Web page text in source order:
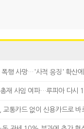
폭행 사망…'사적 응징' 확산에
재 사임 여파…루피아 다시 1
교통카드 없이 신용카드로 바